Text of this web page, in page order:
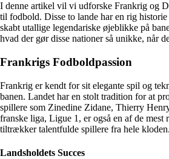
I denne artikel vil vi udforske Frankrig og
til fodbold. Disse to lande har en rig
skabt utallige legendariske øjeblikke på
hvad der gør disse nationer så unikke, når
Frankrigs Fodboldpassion
Frankrig er kendt for sit elegante spil og
banen. Landet har en stolt tradition for at
spillere som Zinedine Zidane, Thierry
franske liga, Ligue 1, er også en af de mest
tiltrækker talentfulde spillere fra hele kloden.
Landsholdets Succes